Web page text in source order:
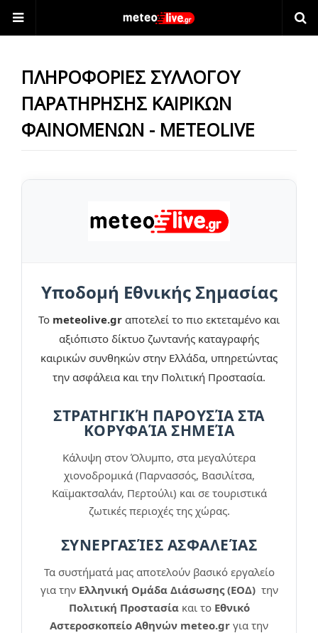
ΠΛΗΡΟΦΟΡΙΕΣ ΣΥΛΛΟΓΟΥ
ΠΑΡΑΤΗΡΗΣΗΣ ΚΑΙΡΙΚΩΝ
ΦΑΙΝΟΜΕΝΩΝ - METEOLIVE
Υποδομή Εθνικής Σημασίας
Το meteolive.gr αποτελεί το πιο εκτεταμένο και
αξιόπιστο δίκτυο ζωντανής καταγραφής
καιρικών συνθηκών στην Ελλάδα, υπηρετώντας
την ασφάλεια και την Πολιτική Προστασία.
ΣΤΡΑΤΗΓΙΚΉ ΠΑΡΟΥΣΊΑ ΣΤΑ
ΚΟΡΥΦΑΊΑ ΣΗΜΕΊΑ
Κάλυψη στον Όλυμπο, στα μεγαλύτερα
χιονοδρομικά (Παρνασσός, Βασιλίτσα,
Καϊμακτσαλάν, Περτούλι) και σε τουριστικά
ζωτικές περιοχές της χώρας.
ΣΥΝΕΡΓΑΣΊΕΣ ΑΣΦΑΛΕΊΑΣ
Τα συστήματά μας αποτελούν βασικό εργαλείο
για την Ελληνική Ομάδα Διάσωσης (ΕΟΔ)την
Πολιτική Προστασίακαι το Εθνικό
Αστεροσκοπείο Αθηνών meteo.gr για την